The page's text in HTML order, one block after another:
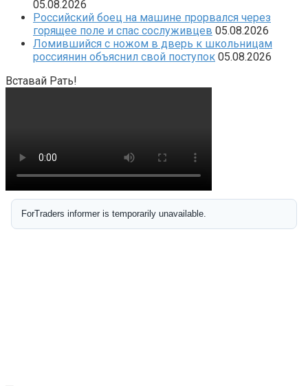
05.08.2026
Российский боец на машине прорвался через
горящее поле и спас сослуживцев 05.08.2026
Ломившийся с ножом в дверь к школьницам
россиянин объяснил свой поступок 05.08.2026
Вставай Рать!